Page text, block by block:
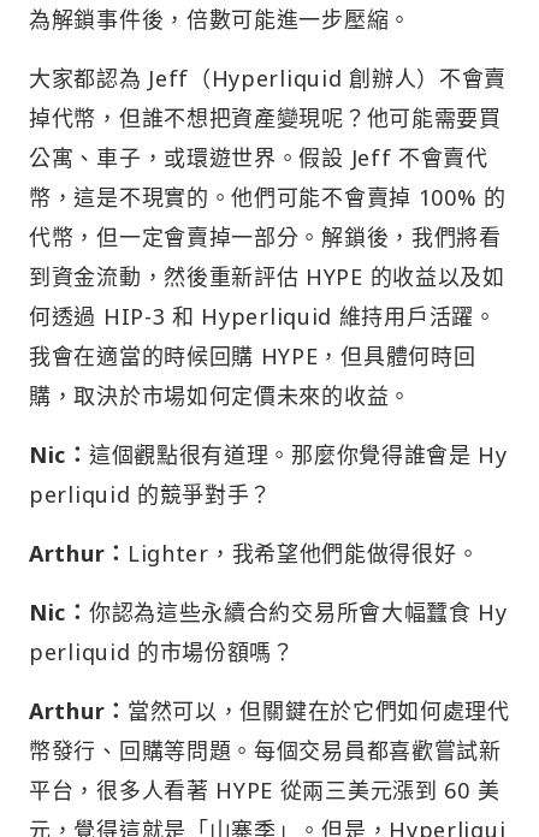
為解鎖事件後，倍數可能進一步壓縮。
大家都認為 Jeff（Hyperliquid 創辦人）不會賣
掉代幣，但誰不想把資產變現呢？他可能需要買
公寓、車子，或環遊世界。假設 Jeff 不會賣代
幣，這是不現實的。他們可能不會賣掉 100% 的
代幣，但一定會賣掉一部分。解鎖後，我們將看
到資金流動，然後重新評估 HYPE 的收益以及如
何透過 HIP-3 和 Hyperliquid 維持用戶活躍。
我會在適當的時候回購 HYPE，但具體何時回
購，取決於市場如何定價未來的收益。
Nic： 這個觀點很有道理。那麼你覺得誰會是 Hy
perliquid 的競爭對手？
Arthur： Lighter，我希望他們能做得很好。
Nic： 你認為這些永續合約交易所會大幅蠶食 Hy
perliquid 的市場份額嗎？
Arthur： 當然可以，但關鍵在於它們如何處理代
幣發行、回購等問題。每個交易員都喜歡嘗試新
平台，很多人看著 HYPE 從兩三美元漲到 60 美
元，覺得這就是「山寨季」。但是，Hyperliqui